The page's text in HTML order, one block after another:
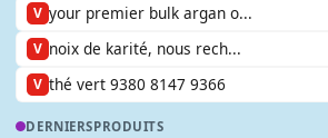
V your premier bulk argan o...
V noix de karité, nous rech...
V thé vert 9380 8147 9366
DERNIERSPRODUITS